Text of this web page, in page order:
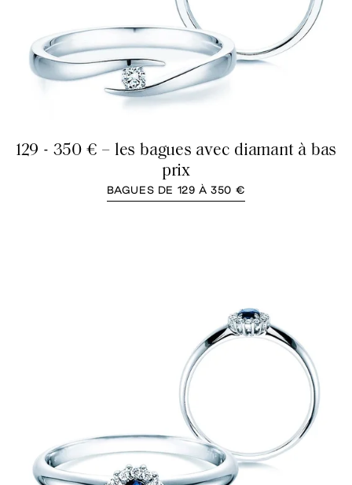
129 - 350 € – les bagues avec diamant à bas
prix
BAGUES DE 129 À 350 €